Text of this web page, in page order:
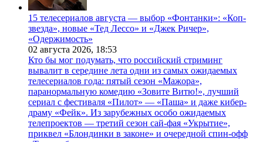
15 телесериалов августа — выбор «Фонтанки»: «Коп-
звезда», новые «Тед Лессо» и «Джек Ричер»,
«Одержимость»
02 августа 2026, 18:53
Кто бы мог подумать, что российский стриминг
вывалит в середине лета одни из самых ожидаемых
телесериалов года: пятый сезон «Мажора»,
паранормальную комедию «Зовите Витю!», лучший
сериал с фестиваля «Пилот» — «Паша» и даже кибер-
драму «Фейк». Из зарубежных особо ожидаемых
телепроектов — третий сезон сай-фая «Укрытие»,
приквел «Блондинки в законе» и очередной спин-офф